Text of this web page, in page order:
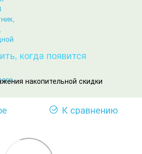
когда появится
накопительной скидки
К сравнению